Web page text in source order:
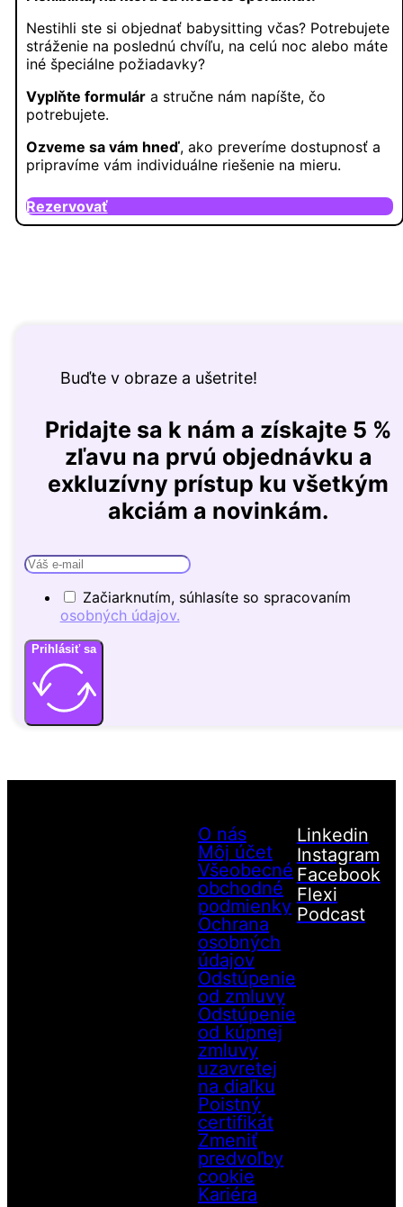
Nestihli ste si objednať babysitting včas? Potrebujete
stráženie na poslednú chvíľu, na celú noc alebo máte
iné špeciálne požiadavky?
Vyplňte formulára stručne nám napíšte, čo
potrebujete.
Ozveme sa vám hneď, ako preveríme dostupnosť a
pripravíme vám individuálne riešenie na mieru.
Rezervovať
Buďte v obraze a ušetrite!
Pridajte sa k nám a získajte 5 %
zľavu na prvú objednávku a
exkluzívny prístup ku všetkým
akciám a novinkám.
Začiarknutím, súhlasíte so spracovaním
osobných údajov.
Prihlásiť sa
O nás
Môj účet
Všeobecné
obchodné
podmienky
Ochrana
osobných
údajov
Odstúpenie
od zmluvy
Odstúpenie
od kúpnej
zmluvy
uzavretej
na diaľku
Poistný
certifikát
Zmeniť
predvoľby
cookie
Kariéra
Linkedin
Instagram
Facebook
Flexi
Podcast